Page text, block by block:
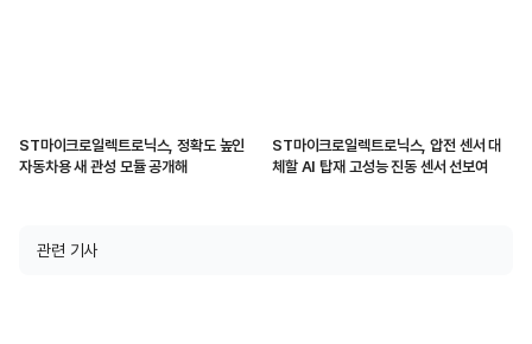
ST마이크로일렉트로닉스, 정확도 높인
자동차용 새 관성 모듈 공개해
ST마이크로일렉트로닉스, 압전 센서 대
체할 AI 탑재 고성능 진동 센서 선보여
관련 기사